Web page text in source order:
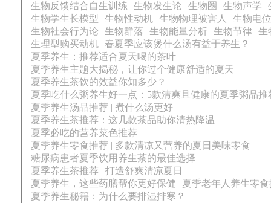
生物反馈结合自生训练
生物发生论 生物圈 生物声学
生物学生长模型
生物性动机 生物物理被害人
生物电位
生物社会行为论
生物群落 生物能量分析 生物节律 生
生理型购买动机 春夏季应该煲什么汤有益于养生？
夏季养生：推荐适合夏天喝的茶叶
夏季养生主题大揭秘，让你过个健康舒适的夏天
夏季养生茶饮的效益你知多少？
夏季吃什么粥养生好一点：5款清爽且健康的夏季粥品推
夏季养生汤品推荐 | 煮什么汤更好
夏季养生茶推荐：这几款茶品助你清热降温
夏季必吃的营养菜色推荐
夏季养生零食推荐 | 多款清凉又营养的夏日美味零食
糖尿病患者夏季饮用养生茶的最佳选择
夏季养生茶推荐 | 打造舒爽清凉夏日
夏季养生，这些药膳帮你更好保健
夏季老年人养生零
夏季养生秘籍：为什么要排湿排寒？